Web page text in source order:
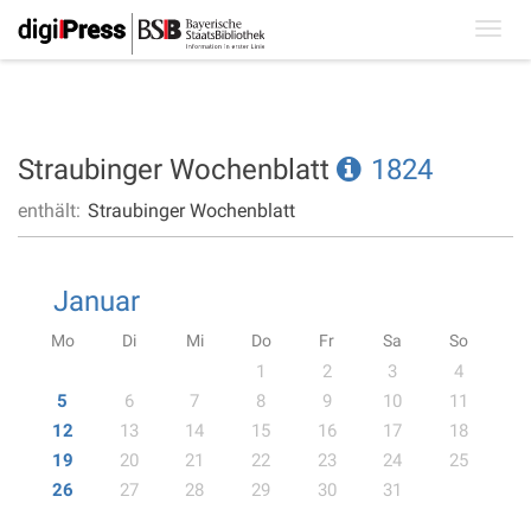
Straubinger Wochenblatt 1824
enthält: Straubinger Wochenblatt
Januar
Mo Di Mi Do Fr Sa So
1 2 3
4
5
6 7 8 9 10
11
12
13 14 15 16 17
18
19
20 21 22 23 24
25
26
27 28 29 30 31